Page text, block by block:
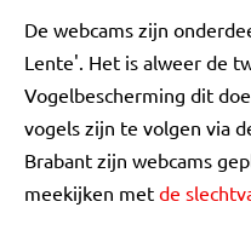
De webcams zijn
Lente'. Het is alweer de
Vogelbescherming dit
vogels zijn te volgen via
Brabant zijn webcams
meekijken met de